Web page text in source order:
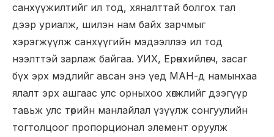
санхүүжилтийг ил тод, хяналттай болгох тал
дээр уриалж, шилэн нам байх зарчмыг
хэрэгжүүлж санхүүгийн мэдээллээ ил тод
нээлттэй зарлаж байгаа. УИХ, Ерөнхийлөгч, засаг
бүх эрх мэдлийг авсан энэ үед МАН-д намынхаа
ялалт эрх ашгаас улс орныхоо хөгжлийг дээгүүр
тавьж улс төрийн манлайлал үзүүлж сонгуулийн
тогтолцоог пропорционал элемент оруулж